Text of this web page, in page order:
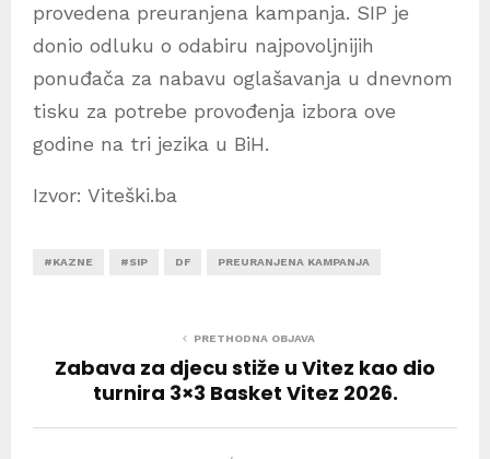
provedena preuranjena kampanja. SIP je
donio odluku o odabiru najpovoljnijih
ponuđača za nabavu oglašavanja u dnevnom
tisku za potrebe provođenja izbora ove
godine na tri jezika u BiH.
Izvor: Viteški.ba
#KAZNE #SIP DF PREURANJENA KAMPANJA
PRETHODNA OBJAVA
Zabava za djecu stiže u Vitez kao dio
turnira 3×3 Basket Vitez 2026.